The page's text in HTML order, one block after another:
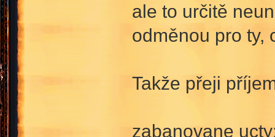
ale to určitě
odměnou pro ty,
Takže přeji
zabanovane